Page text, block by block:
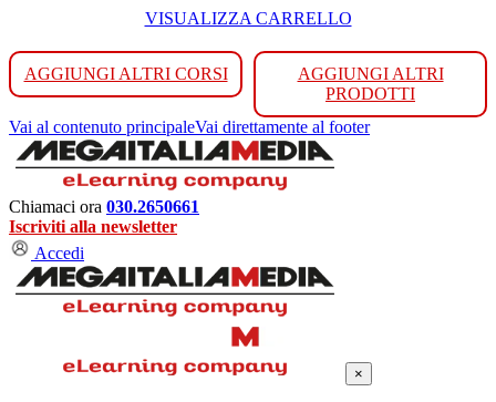
VISUALIZZA CARRELLO
AGGIUNGI ALTRI CORSI
AGGIUNGI ALTRI
PRODOTTI
Vai al contenuto principaleVai direttamente al footer
Chiamaci ora 030.2650661
Iscriviti alla newsletter
Accedi
×